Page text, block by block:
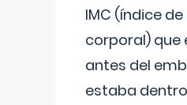
IMC (índice
corporal) que
antes del
estaba